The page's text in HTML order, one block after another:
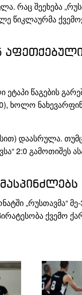
რაც შეეხება
წიკლაურმა
წაგების
ხოლო
დაასრულა.
2:0 გამოთიშეს
„რუსთავმა“
ქვემო